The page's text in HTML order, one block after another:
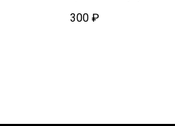
300 ₽